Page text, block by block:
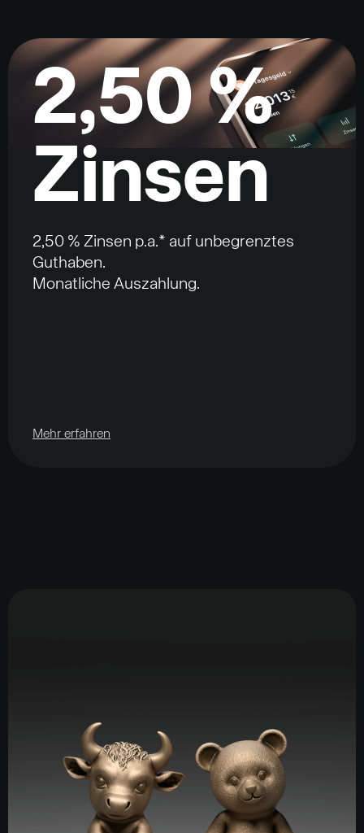
2,50 %
Zinsen
2,50 % Zinsen p.a.* auf unbegrenztes
Guthaben.
Monatliche Auszahlung.
Mehr erfahren